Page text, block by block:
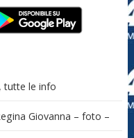
tutte le info
Giovanna – foto –